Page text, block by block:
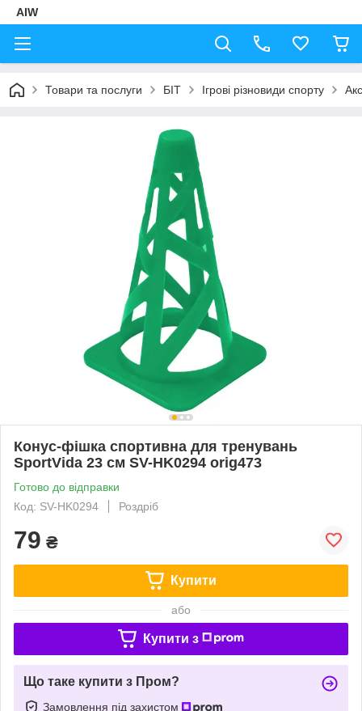
AIW
Товари та послуги БІТ Ігрові різновиди спорту
Конус-фішка спортивна для тренувань
SportVida 23 см SV-HK0294 orig473
Готово до відправки
Код: SV-HK0294
Роздріб
79 ₴
Купити
або
Купити з
Що таке купити з Пром?
Замовлення під захистом